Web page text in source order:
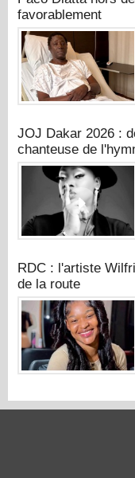
favorablement
JOJ Dakar 2026 :
chanteuse de
RDC : l'artiste
de la route